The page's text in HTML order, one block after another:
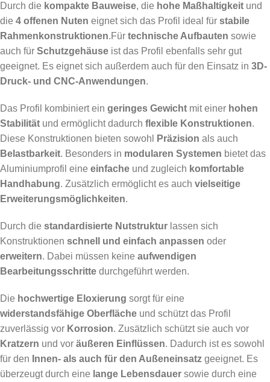
Durch die kompakte Bauweise, die hohe Maßhaltigkeit und
die 4 offenen Nuten eignet sich das Profil ideal für stabile
Rahmenkonstruktionen.Für technische Aufbauten sowie
auch für Schutzgehäuse ist das Profil ebenfalls sehr gut
geeignet. Es eignet sich außerdem auch für den Einsatz in 3D-
Druck- und CNC-Anwendungen.
Das Profil kombiniert ein geringes Gewicht mit einer hohen
Stabilität und ermöglicht dadurch flexible Konstruktionen.
Diese Konstruktionen bieten sowohl
Präzision als auch
Belastbarkeit. Besonders in modularen Systemen bietet das
Aluminiumprofil eine einfache und zugleich komfortable
Handhabung. Zusätzlich ermöglicht es auch vielseitige
Erweiterungsmöglichkeiten.
Durch die standardisierte Nutstruktur lassen sich
Konstruktionen schnell und einfach anpassen oder
erweitern. Dabei müssen keine aufwendigen
Bearbeitungsschritte durchgeführt werden.
Die hochwertige Eloxierung sorgt für eine
widerstandsfähige Oberfläche und schützt das Profil
zuverlässig vor Korrosion. Zusätzlich schützt sie auch vor
Kratzern und vor äußeren Einflüssen. Dadurch ist es sowohl
für den Innen- als auch für den Außeneinsatz geeignet. Es
überzeugt durch eine lange Lebensdauer sowie durch eine